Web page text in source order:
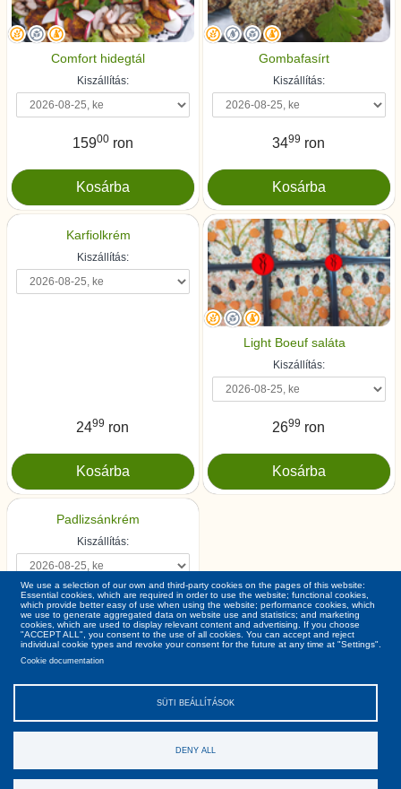
Comfort hidegtál
Kiszállítás:
15900ron
Gombafasírt
Kiszállítás:
3499 ron
Karfiolkrém
Kiszállítás:
2499 ron
Light Boeuf saláta
Kiszállítás:
2699 ron
Padlizsánkrém
Kiszállítás:
2999ron
We use a selection of our own and third-party cookies on the pages of this website:
Essential cookies, which are required in order to use the website; functional cookies,
which provide better easy of use when using the website; performance cookies, which
we use to generate aggregated data on website use and statistics; and marketing
cookies, which are used to display relevant content and advertising. If you choose
"ACCEPT ALL", you consent to the use of all cookies. You can accept and reject
individual cookie types and revoke your consent for the future at any time at "Settings".
Cookie documentation
SÜTI BEÁLLÍTÁSOK
DENY ALL
Rólunk